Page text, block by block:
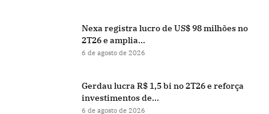
Nexa registra lucro de US$ 98 milhões no
2T26 e amplia...
6 de agosto de 2026
Gerdau lucra R$ 1,5 bi no 2T26 e reforça
investimentos de...
6 de agosto de 2026